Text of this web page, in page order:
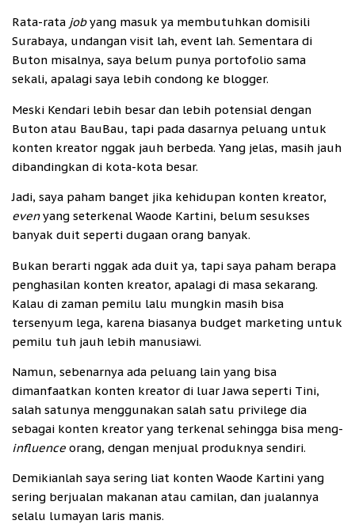
Rata-rata jobyang masuk ya membutuhkan domisili
Surabaya, undangan visit lah, event lah. Sementara di
Buton misalnya, saya belum punya portofolio sama
sekali, apalagi saya lebih condong ke blogger.
Meski Kendari lebih besar dan lebih potensial dengan
Buton atau BauBau, tapi pada dasarnya peluang untuk
konten kreator nggak jauh berbeda. Yang jelas, masih jauh
dibandingkan di kota-kota besar.
Jadi, saya paham banget jika kehidupan konten kreator,
evenyang seterkenal Waode Kartini, belum sesukses
banyak duit seperti dugaan orang banyak.
Bukan berarti nggak ada duit ya, tapi saya paham berapa
penghasilan konten kreator, apalagi di masa sekarang.
Kalau di zaman pemilu lalu mungkin masih bisa
tersenyum lega, karena biasanya budget marketing untuk
pemilu tuh jauh lebih manusiawi.
Namun, sebenarnya ada peluang lain yang bisa
dimanfaatkan konten kreator di luar Jawa seperti Tini,
salah satunya menggunakan salah satu privilege dia
sebagai konten kreator yang terkenal sehingga bisa meng-
influence orang, dengan menjual produknya sendiri.
Demikianlah saya sering liat konten Waode Kartini yang
sering berjualan makanan atau camilan, dan jualannya
selalu lumayan laris manis.